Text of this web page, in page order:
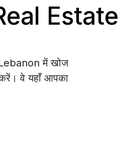
Estate
Lebanon में खोज
करें। वे यहाँ आपका